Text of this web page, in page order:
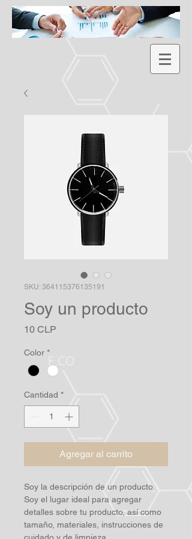
SKU: 364115376135191
Soy un producto
10 CLP
Color *
Cantidad *
Agregar al carrito
Soy la descripción de un producto.
Soy el lugar ideal para agregar
detalles sobre tu producto, así como
tamaño, materiales, instrucciones de